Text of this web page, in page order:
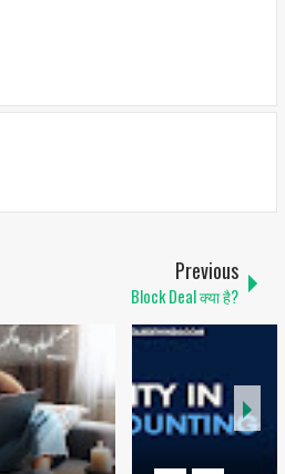
Previous
Block Deal क्या है?